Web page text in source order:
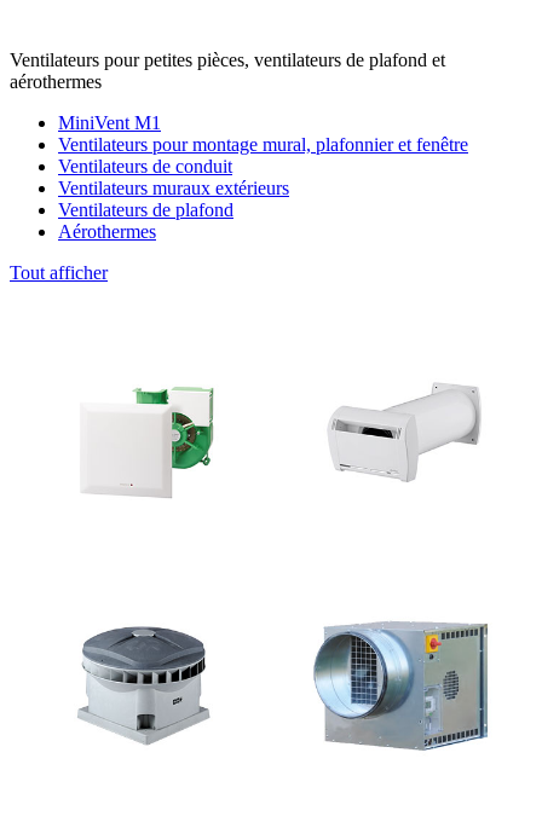
Ventilateurs pour petites pièces, ventilateurs de plafond et
aérothermes
MiniVent M1
Ventilateurs pour montage mural, plafonnier et fenêtre
Ventilateurs de conduit
Ventilateurs muraux extérieurs
Ventilateurs de plafond
Aérothermes
Tout afficher